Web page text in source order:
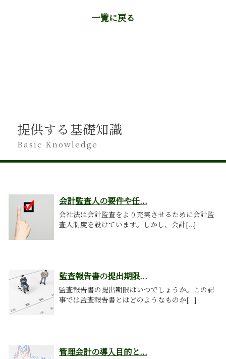
一覧に戻る
提供する基礎知識
Basic Knowledge
会計監査人の要件や任...
会社法は会計監査をより充実させるために会計監
査人制度を設けています。しかし、会計[...]
監査報告書の提出期限...
監査報告書の提出期限はいつでしょうか。この記
事では監査報告書とはどのようなものか[...]
管理会計の導入目的と...